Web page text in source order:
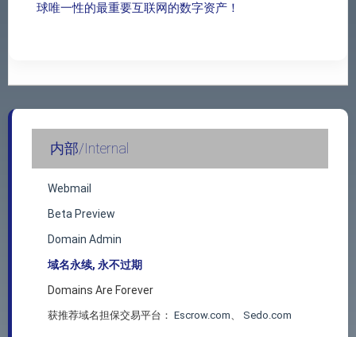
球唯一性的最重要互联网的数字资产！
内部/Internal
Webmail
Beta Preview
Domain Admin
域名永续, 永不过期
Domains Are Forever
获推荐域名担保交易平台： Escrow.com、 Sedo.com